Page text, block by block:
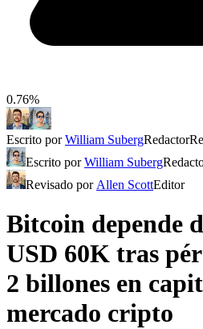
0.76%
Escrito porWilliam SubergRedactor
Escrito porWilliam Suberg
Revisado por Allen ScottEditor
Bitcoin depende
USD 60K tras
2 billones en
mercado cripto